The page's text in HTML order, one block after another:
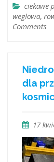
ciekawe
weglowa,
Comments
dla
17